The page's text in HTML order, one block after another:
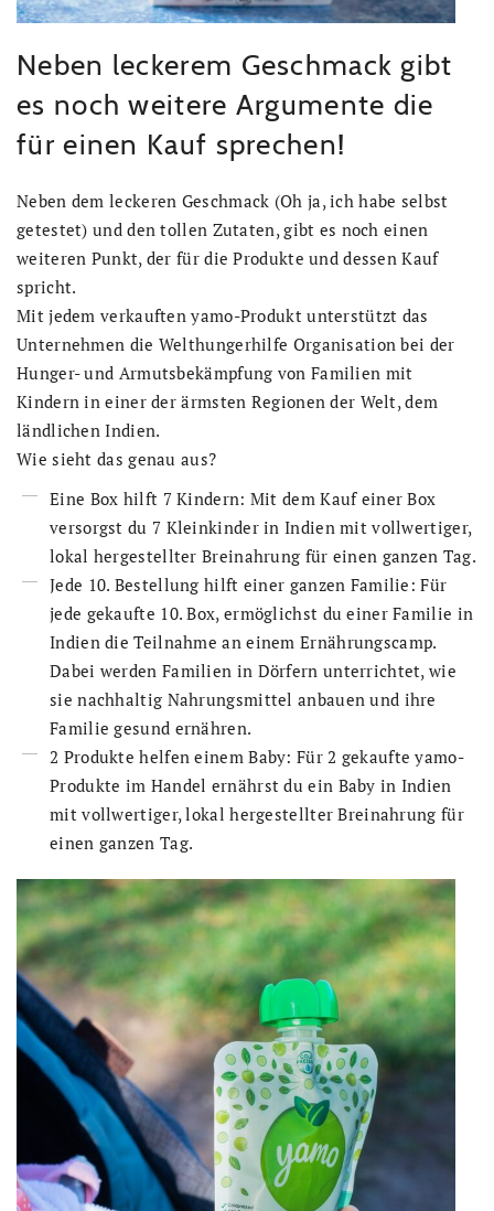
Neben leckerem Geschmack gibt
es noch weitere Argumente die
für einen Kauf sprechen!
Neben dem leckeren Geschmack (Oh ja, ich habe selbst
getestet) und den tollen Zutaten, gibt es noch einen
weiteren Punkt, der für die Produkte und dessen Kauf
spricht.
Mit jedem verkauften yamo-Produkt unterstützt das
Unternehmen die Welthungerhilfe Organisation bei der
Hunger- und Armutsbekämpfung von Familien mit
Kindern in einer der ärmsten Regionen der Welt, dem
ländlichen Indien.
Wie sieht das genau aus?
Eine Box hilft 7 Kindern: Mit dem Kauf einer Box
versorgst du 7 Kleinkinder in Indien mit vollwertiger,
lokal hergestellter Breinahrung für einen ganzen Tag.
Jede 10. Bestellung hilft einer ganzen Familie: Für
jede gekaufte 10. Box, ermöglichst du einer Familie in
Indien die Teilnahme an einem Ernährungscamp.
Dabei werden Familien in Dörfern unterrichtet, wie
sie nachhaltig Nahrungsmittel anbauen und ihre
Familie gesund ernähren.
2 Produkte helfen einem Baby: Für 2 gekaufte yamo-
Produkte im Handel ernährst du ein Baby in Indien
mit vollwertiger, lokal hergestellter Breinahrung für
einen ganzen Tag.